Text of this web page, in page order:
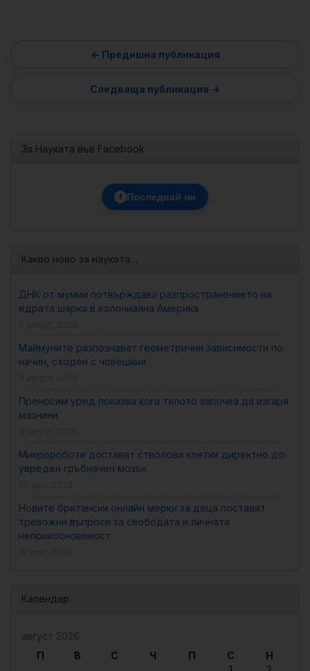
За Науката във Facebook
f Последвай ни
Какво ново за науката…
ДНК от мумии потвърждава разпространението на
едрата шарка в колониална Америка
Маймуните разпознават геометрични зависимости по
начин, сходен с човешкия
Преносим уред показва кога тялото започва да изгаря
мазнини
Микророботи доставят стволови клетки директно до
увреден гръбначен мозък
Новите британски онлайн мерки за деца поставят
тревожни въпроси за свободата и личната
неприкосновеност
Календар
август 2026
П
В С Ч П С
Н